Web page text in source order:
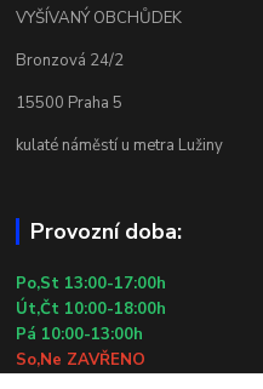
VYŠÍVANÝ OBCHŮDEK
Bronzová 24/2
15500 Praha 5
kulaté náměstí u metra Lužiny
Provozní doba:
Po,St 13:00-17:00h
Út,Čt 10:00-18:00h
Pá 10:00-13:00h
So,Ne ZAVŘENO